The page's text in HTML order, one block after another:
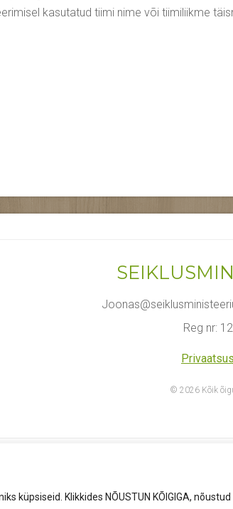
küpsiseid. Klikkides NÕUSTUN KÕIGIGA, nõustud
kasutatud tiimi nime või tiimiliikme
Reg nr:
© 2026 Kõik